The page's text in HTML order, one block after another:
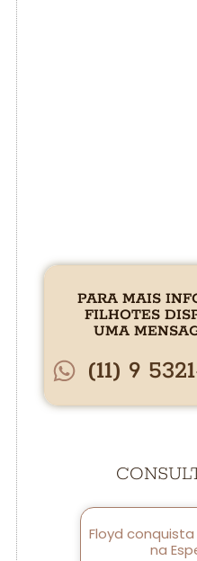
PARA MAIS
FILHOTES
UMA
(11) 9
Floyd
na